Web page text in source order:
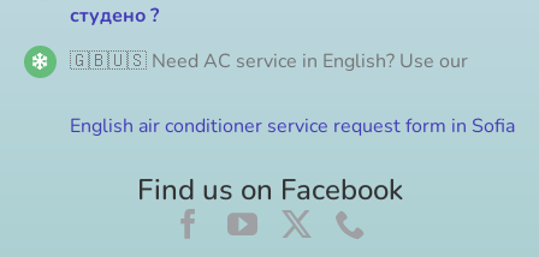
студено ?
🇬🇧🇺🇸 Need AC service in English? Use our
English air conditioner service request form in Sofia
Find us on Facebook